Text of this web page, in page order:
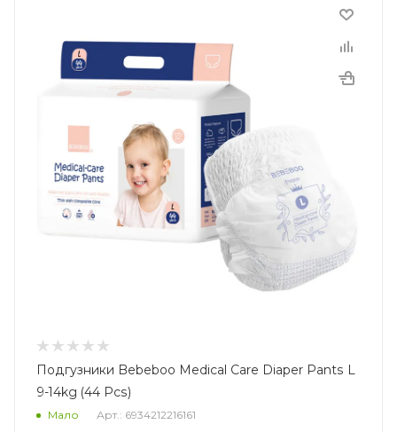
Подгузники Bebeboo Medical Care Diaper Pants L
9-14kg (44 Pcs)
Мало Арт.: 6934212216161